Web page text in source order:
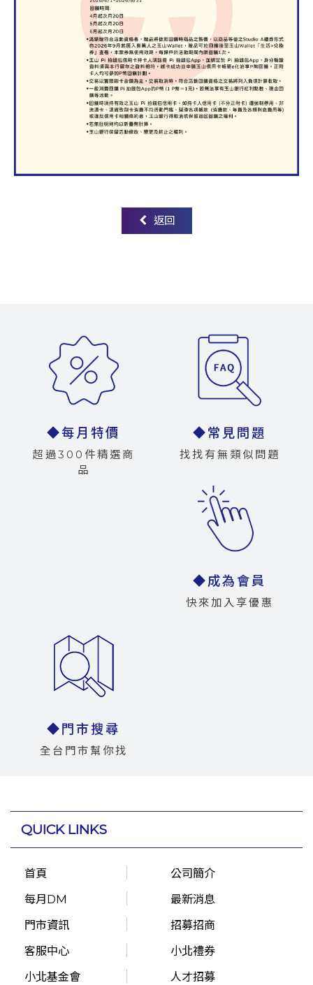
返回
◆每月特價
超過300件精選商
品
◆常見問題
找找有無類似問題
◆成為會員
快來加入享優惠
◆門市搜尋
全台門市幫你找
QUICK LINKS
首頁
公司簡介
每月DM
最新消息
門市資訊
招募招商
客服中心
小北禮券
小北基金會
人才招募